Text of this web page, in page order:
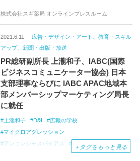
株式会社スギ薬局 オンラインプレスルーム
2021.6.11
広告・デザイン・アート、教育・スキル
アップ、新聞・出版・放送
PR総研副所長 上瀧和子、IABC(国際
ビジネスコミュニケーター協会) 日本
支部理事ならびに IABC APAC地域本
部メンバーシップマーケティング局長
に就任
上瀧和子 D&I
広報の学校
マイクロアグレッション
アンコンシャスバイアス
EMPOWER
＋ タグをもっと見る